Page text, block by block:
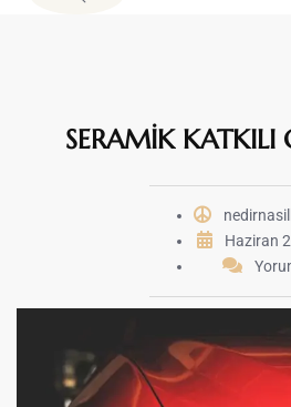
SERAMİK KATKILI
Haziran